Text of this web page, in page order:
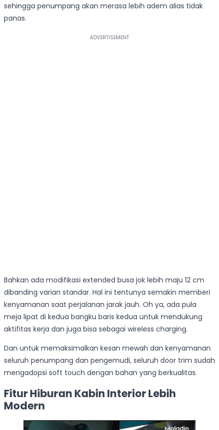
sehingga penumpang akan merasa lebih adem alias tidak
panas.
Bahkan ada modifikasi extended busa jok lebih maju 12 cm
dibanding varian standar. Hal ini tentunya semakin memberi
kenyamanan saat perjalanan jarak jauh. Oh ya, ada pula
meja lipat di kedua bangku baris kedua untuk mendukung
aktifitas kerja dan juga bisa sebagai wireless charging.
Dan untuk memaksimalkan kesan mewah dan kenyamanan
seluruh penumpang dan pengemudi, seluruh door trim sudah
mengadopsi soft touch dengan bahan yang berkualitas.
Fitur Hiburan Kabin Interior Lebih
Modern